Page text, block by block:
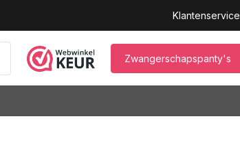
Klantenservice
Zwangerschapspanty's